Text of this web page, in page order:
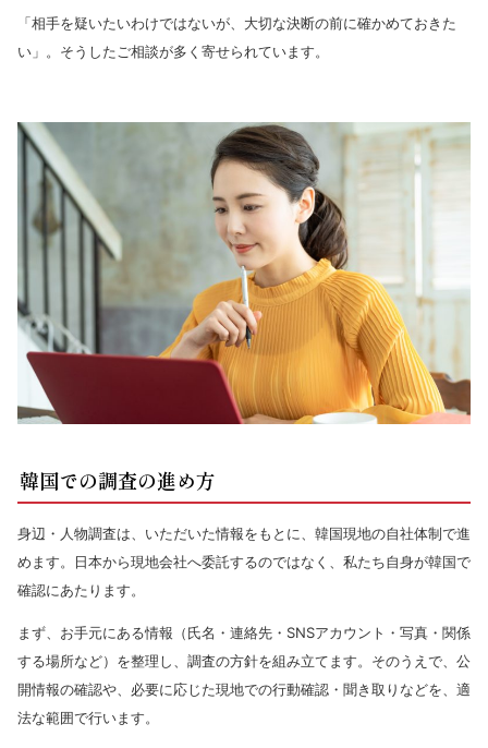
「相手を疑いたいわけではないが、大切な決断の前に確かめておきた
い」。そうしたご相談が多く寄せられています。
韓国での調査の進め方
身辺・人物調査は、いただいた情報をもとに、韓国現地の自社体制で進
めます。日本から現地会社へ委託するのではなく、私たち自身が韓国で
確認にあたります。
まず、お手元にある情報（氏名・連絡先・SNSアカウント・写真・関係
する場所など）を整理し、調査の方針を組み立てます。そのうえで、公
開情報の確認や、必要に応じた現地での行動確認・聞き取りなどを、適
法な範囲で行います。